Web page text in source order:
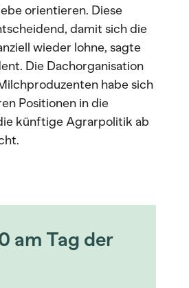
orientieren. Diese
damit sich die
wieder lohne, sagte
Die Dachorganisation
habe sich
Positionen in die
künftige Agrarpolitik ab
am Tag der